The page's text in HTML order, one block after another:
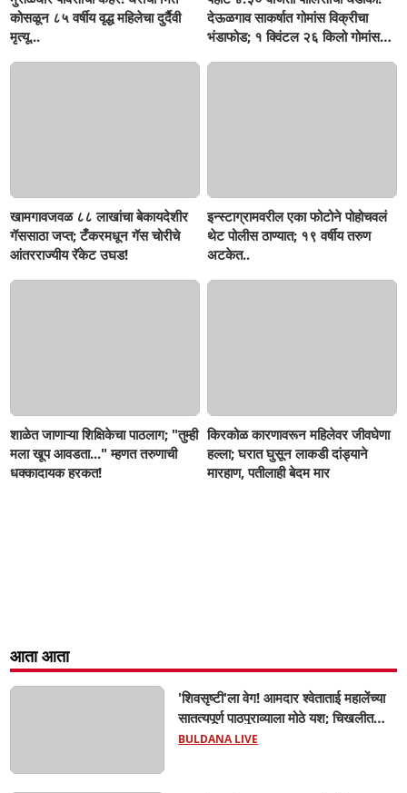
कोसळून ८५ वर्षीय वृद्ध महिलेचा दुर्दैवी
मृत्यू...
देऊळगाव साकर्षात गोमांस विक्रीचा
भंडाफोड; १ क्विंटल २६ किलो गोमांस
खामगावजवळ ८८ लाखांचा बेकायदेशीर
गॅससाठा जप्त; टँकरमधून गॅस चोरीचे
आंतरराज्यीय रॅकेट उघड!
इन्स्टाग्रामवरील एका फोटोने पोहोचवलं
थेट पोलीस ठाण्यात; १९ वर्षीय तरुण
अटकेत..
शाळेत जाणाऱ्या शिक्षिकेचा पाठलाग; "तुम्ही
मला खूप आवडता..." म्हणत तरुणाची
धक्कादायक हरकत!
किरकोळ कारणावरून महिलेवर जीवघेणा
हल्ला; घरात घुसून लाकडी दांड्याने
मारहाण, पतीलाही बेदम मार
आता आता
'शिवसृष्टी'ला वेग! आमदार श्वेताताई महालेंच्या
सातत्यपूर्ण पाठपुराव्याला मोठे यश; चिखलीत
साकारणार ६५ कोटींचा भव्य 'छत्रपती शिवाजी
BULDANA LIVE